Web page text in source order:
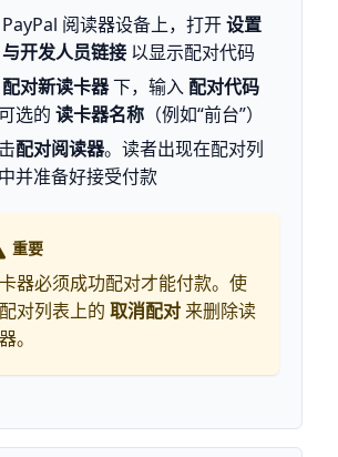
阅读器设备上，打开设置
开发人员链接 以显示配对代码
配对新读卡器下，输入 配对代码
选的 读卡器名称 （例如“前台”）
配对阅读器。读者出现在配对列
并准备好接受付款
重要
器必须成功配对才能付款。使
对列表上的 取消配对 来删除读
。